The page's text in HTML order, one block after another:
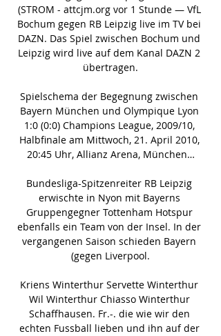
(STROM - attcjm.org vor 1 Stunde — VfL
Bochum gegen RB Leipzig live im TV bei
DAZN. Das Spiel zwischen Bochum und
Leipzig wird live auf dem Kanal DAZN 2
übertragen.
Spielschema der Begegnung zwischen
Bayern München und Olympique Lyon
1:0 (0:0) Champions League, 2009/10,
Halbfinale am Mittwoch, 21. April 2010,
20:45 Uhr, Allianz Arena, München…
Bundesliga-Spitzenreiter RB Leipzig
erwischte in Nyon mit Bayerns
Gruppengegner Tottenham Hotspur
ebenfalls ein Team von der Insel. In der
vergangenen Saison schieden Bayern
(gegen Liverpool.
Kriens Winterthur Servette Winterthur
Wil Winterthur Chiasso Winterthur
Schaffhausen. Fr.-. die wie wir den
echten Fussball lieben und ihn auf der